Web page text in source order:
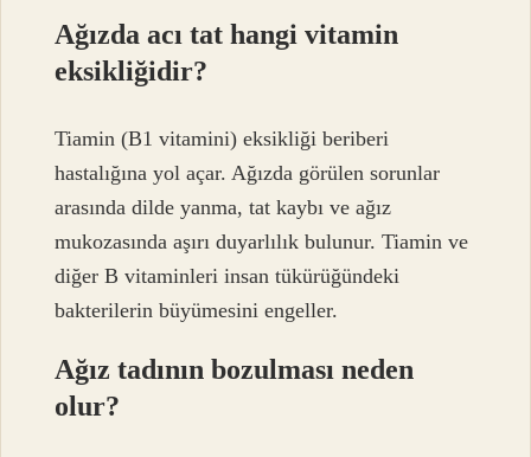
Ağızda acı tat hangi vitamin
eksikliğidir?
Tiamin (B1 vitamini) eksikliği beriberi
hastalığına yol açar. Ağızda görülen sorunlar
arasında dilde yanma, tat kaybı ve ağız
mukozasında aşırı duyarlılık bulunur. Tiamin ve
diğer B vitaminleri insan tükürüğündeki
bakterilerin büyümesini engeller.
Ağız tadının bozulması neden
olur?